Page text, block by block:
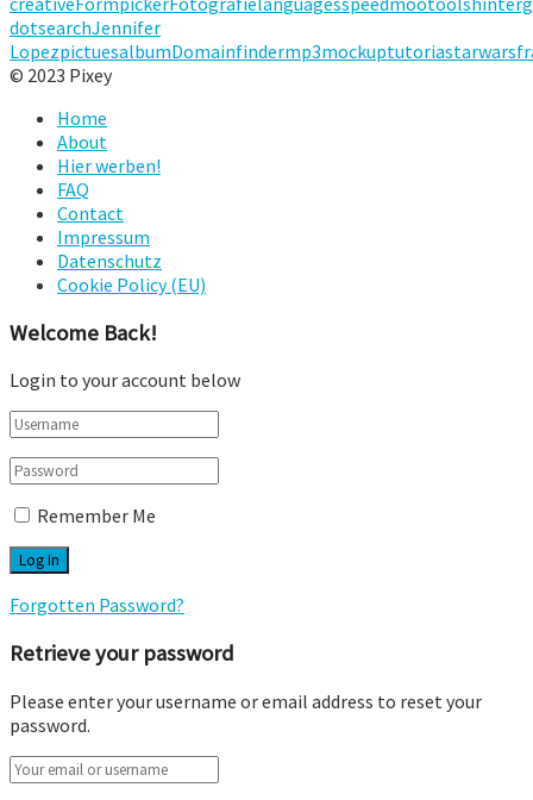
dotsearchJennifer
LopezpictuesalbumDomainfindermp3mockuptutoriastarwars
© 2023 Pixey
Home
About
Hier werben!
FAQ
Contact
Impressum
Datenschutz
Cookie Policy (EU)
Welcome Back!
Login to your account below
Remember Me
Forgotten Password?
Retrieve your password
Please enter your username or email address to reset your
password.